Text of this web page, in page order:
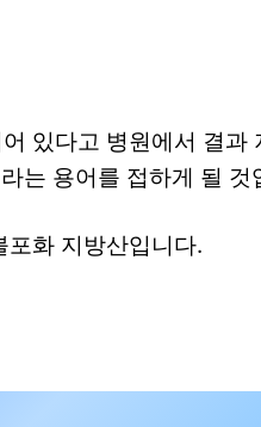
있다고 병원에서 결과
는 용어를 접하게 될 것
포화 지방산입니다.